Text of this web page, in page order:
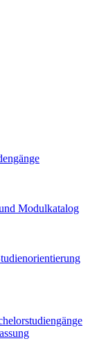
Modulkatalog